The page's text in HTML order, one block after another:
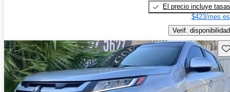
El precio incluye tasas
$423/mes
Verif. disponibilidad